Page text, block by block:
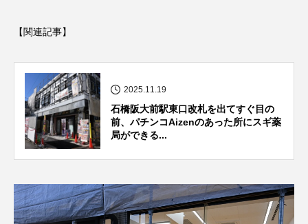
【関連記事】
2025.11.19
石橋阪大前駅東口改札を出てすぐ目の
前、パチンコAizenのあった所にスギ薬
局ができる...